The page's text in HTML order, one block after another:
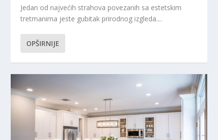
Jedan od najvećih strahova povezanih sa estetskim
tretmanima jeste gubitak prirodnog izgleda....
OPŠIRNIJE